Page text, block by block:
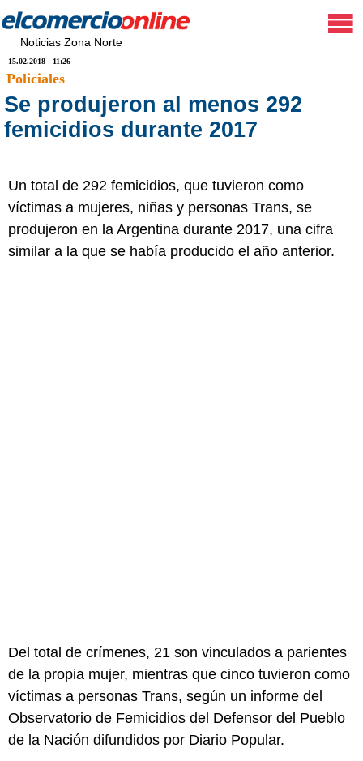
Noticias Zona Norte
15.02.2018 - 11:26
Policiales
Se produjeron al menos 292
femicidios durante 2017
Un total de 292 femicidios, que tuvieron como
víctimas a mujeres, niñas y personas Trans, se
produjeron en la Argentina durante 2017, una cifra
similar a la que se había producido el año anterior.
Del total de crímenes, 21 son vinculados a parientes
de la propia mujer, mientras que cinco tuvieron como
víctimas a personas Trans, según un informe del
Observatorio de Femicidios del Defensor del Pueblo
de la Nación difundidos por Diario Popular.